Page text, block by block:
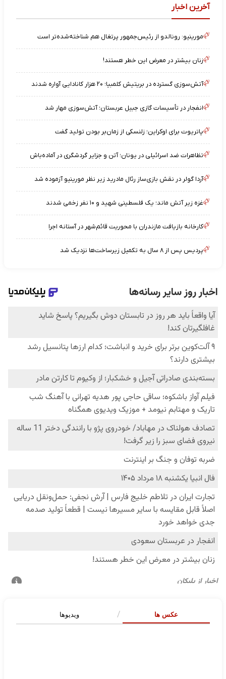
آخرین اخبار
مورینیو: رونالدو از رئیس‌جمهور پرتغال هم شناخته‌شده‌تر است
زنان بیشتر در معرض این خطر هستند!
آتش‌سوزی گسترده در بریتیش کلمبیا؛ ۲۰ هزار کانادایی آواره شدند
انفجار در تأسیسات گازی جبیل عربستان؛ آتش‌سوزی مهار شد
پاتریوت برای اوکراین؛ زلنسکی از زمان‌بر بودن تولید گفت
تظاهرات ضد اسرائیلی در یونان؛ آتن و جزایر گردشگری در آماده‌باش
آردا گولر در نقش بازی‌ساز رئال مادرید زیر نظر مورینیو آزموده شد
غزه زیر آتش ماند؛ یک فلسطینی شهید و ۱۰ نفر زخمی شدند
کارخانه بازیافت مازندران با محوریت قائم‌شهر در آستانه اجرا
پردیس پس از ۸ سال به تکمیل زیرساخت‌ها نزدیک شد
عکس ها ویدیوها